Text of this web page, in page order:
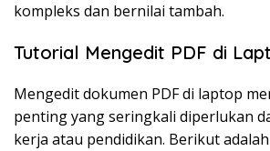
kompleks dan bernilai tambah.
Tutorial Mengedit PDF di
Mengedit dokumen PDF di laptop
penting yang seringkali diperlukan
kerja atau pendidikan. Berikut